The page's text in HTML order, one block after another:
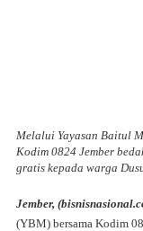
Melalui Yayasan Baitul
Kodim 0824 Jember
gratis kepada warga
Jember,
(YBM) bersama Kodim